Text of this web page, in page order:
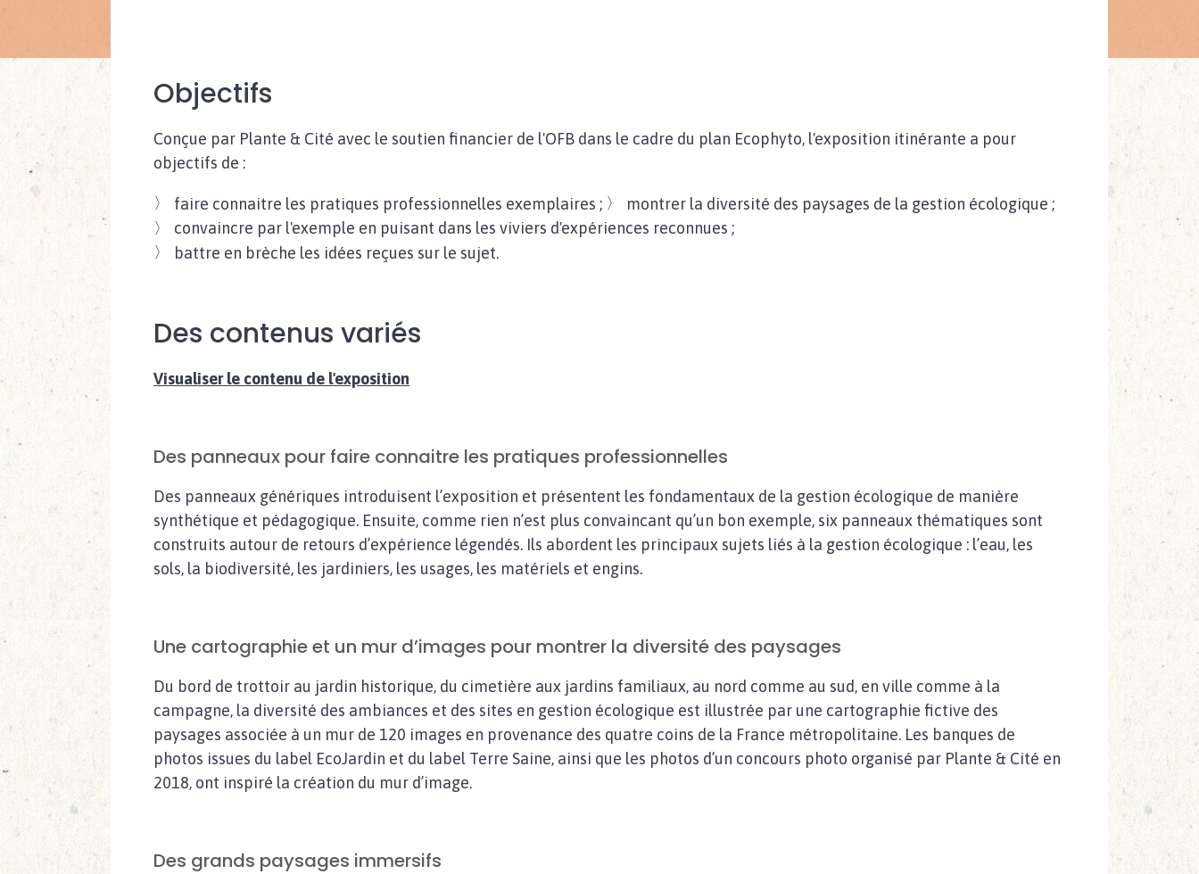
Objectifs
Conçue par Plante & Cité avec le soutien financier de l'OFB dans le cadre du plan Ecophyto, l'exposition itinérante a pour
objectifs de :
faire connaitre les pratiques professionnelles exemplaires ;
montrer la diversité des paysages de la gestion écologique ;
convaincre par l'exemple en puisant dans les viviers d'expériences reconnues ;
battre en brèche les idées reçues sur le sujet.
Des contenus variés
Visualiser le contenu de l'exposition
Des panneaux pour faire connaitre les pratiques professionnelles
Des panneaux génériques introduisent l’exposition et présentent les fondamentaux de la gestion écologique de manière
synthétique et pédagogique. Ensuite, comme rien n’est plus convaincant qu’un bon exemple, six panneaux thématiques sont
construits autour de retours d’expérience légendés. Ils abordent les principaux sujets liés à la gestion écologique : l’eau, les
sols, la biodiversité, les jardiniers, les usages, les matériels et engins.
Une cartographie et un mur d’images pour montrer la diversité des paysages
Du bord de trottoir au jardin historique, du cimetière aux jardins familiaux, au nord comme au sud, en ville comme à la
campagne, la diversité des ambiances et des sites en gestion écologique est illustrée par une cartographie fictive des
paysages associée à un mur de 120 images en provenance des quatre coins de la France métropolitaine. Les banques de
photos issues du label EcoJardin et du label Terre Saine, ainsi que les photos d’un concours photo organisé par Plante & Cité en
2018, ont inspiré la création du mur d’image.
Des grands paysages immersifs